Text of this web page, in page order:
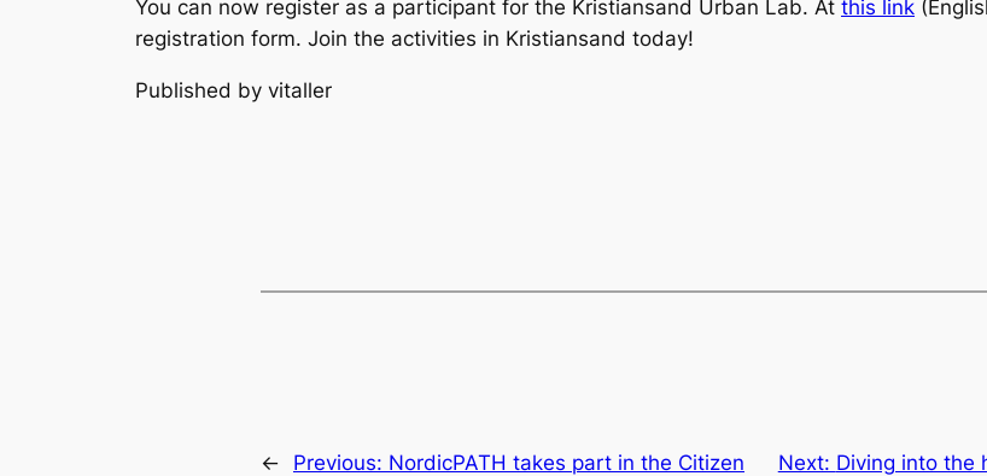
You can now register as a participant for the Kristiansand Urban Lab. At this link
registration form. Join the activities in Kristiansand today!
Published by vitaller
← Previous: NordicPATH takes part in the Citizen
Next: Diving into the